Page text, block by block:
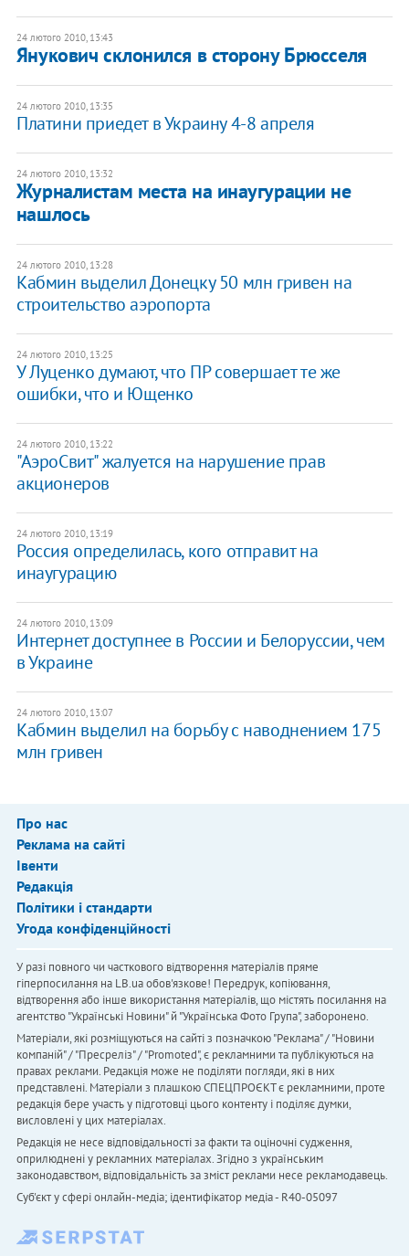
24 лютого 2010, 13:43
Янукович склонился в сторону Брюсселя
24 лютого 2010, 13:35
Платини приедет в Украину 4-8 апреля
24 лютого 2010, 13:32
Журналистам места на инаугурации не
нашлось
24 лютого 2010, 13:28
Кабмин выделил Донецку 50 млн гривен на
строительство аэропорта
24 лютого 2010, 13:25
У Луценко думают, что ПР совершает те же
ошибки, что и Ющенко
24 лютого 2010, 13:22
"АэроСвит" жалуется на нарушение прав
акционеров
24 лютого 2010, 13:19
Россия определилась, кого отправит на
инаугурацию
24 лютого 2010, 13:09
Интернет доступнее в России и Белоруссии, чем
в Украине
24 лютого 2010, 13:07
Кабмин выделил на борьбу с наводнением 175
млн гривен
Про нас
Реклама на сайті
Івенти
Редакція
Політики і стандарти
Угода конфіденційності
У разі повного чи часткового відтворення матеріалів пряме
гіперпосилання на LB.ua обов'язкове! Передрук, копіювання,
відтворення або інше використання матеріалів, що містять посилання на
агентство "Українськi Новини" й "Українська Фото Група", заборонено.
Матеріали, які розміщуються на сайті з позначкою "Реклама" / "Новини
компаній" / "Пресреліз" / "Promoted", є рекламними та публікуються на
правах реклами. Редакція може не поділяти погляди, які в них
представлені. Матеріали з плашкою СПЕЦПРОЄКТ є рекламними, проте
редакція бере участь у підготовці цього контенту і поділяє думки,
висловлені у цих матеріалах.
Редакція не несе відповідальності за факти та оціночні судження,
оприлюднені у рекламних матеріалах. Згідно з українським
законодавством, відповідальність за зміст реклами несе рекламодавець.
Cуб'єкт у сфері онлайн-медіа; ідентифікатор медіа - R40-05097